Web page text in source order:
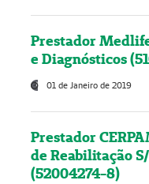
Prestador
e Diagnósticos
01 de Janeiro de 2019
Prestador
de Reabilitação
(52004274-8)